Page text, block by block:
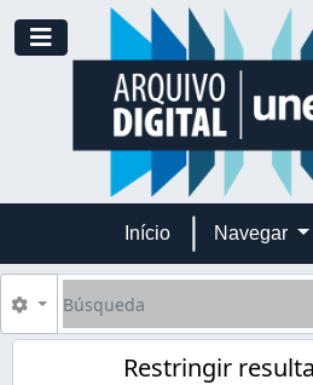
Skip to main content
Toggle navigation
Início Navegar
Búsqueda
Search options
Restringir